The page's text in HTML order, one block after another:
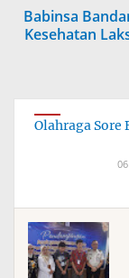
Babinsa
Kesehatan
Olahraga Sore